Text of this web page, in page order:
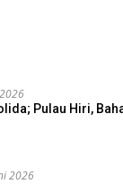
Pulau Hiri,
2026